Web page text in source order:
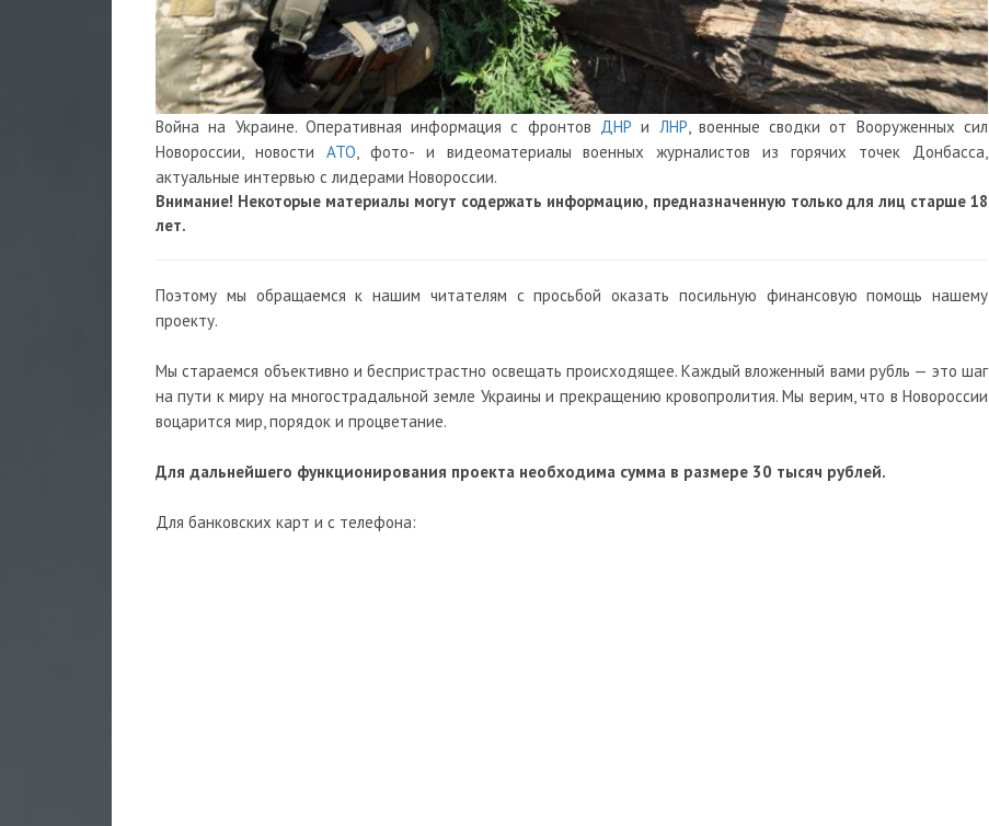
Война на Украине. Оперативная информация с фронтов ДНР и ЛНР, военные сводки от Вооруженных сил
Новороссии, новости АТО, фото- и видеоматериалы военных журналистов из горячих точек Донбасса,
актуальные интервью с лидерами Новороссии.
Внимание! Некоторые материалы могут содержать информацию, предназначенную только для лиц старше 18
лет.
Поэтому мы обращаемся к нашим читателям с просьбой оказать посильную финансовую помощь нашему
проекту.
Мы стараемся объективно и беспристрастно освещать происходящее. Каждый вложенный вами рубль — это шаг
на пути к миру на многострадальной земле Украины и прекращению кровопролития. Мы верим, что в Новороссии
воцарится мир, порядок и процветание.
Для дальнейшего функционирования проекта необходима сумма в размере 30 тысяч рублей.
Для банковских карт и с телефона: